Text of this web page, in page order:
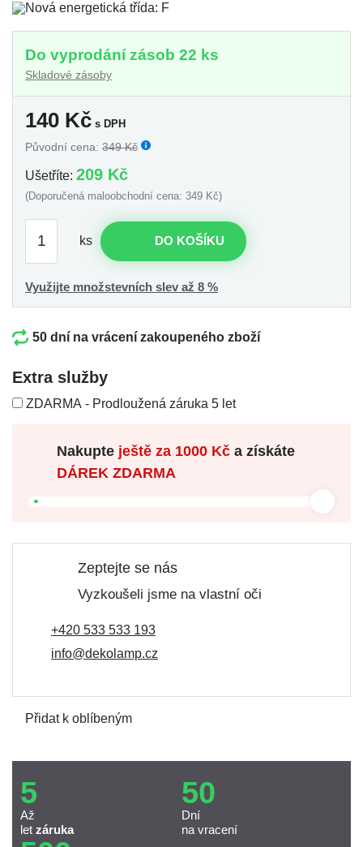
Do vyprodání zásob 22 ks
Skladové zásoby
140 Kč s DPH
Původní cena: 349 Kč
Ušetříte: 209 Kč
(Doporučená maloobchodní cena: 349 Kč)
ks DO KOŠÍKU
Využijte množstevních slev až 8 %
50 dní na vrácení zakoupeného zboží
Extra služby
ZDARMA - Prodloužená záruka 5 let
Nakupte ještě za1000 Kča získáte
DÁREK ZDARMA
Zeptejte se nás
Vyzkoušeli jsme na vlastní oči
+420 533 533 193
info@dekolamp.cz
Přidat k oblíbeným
5
Až
let záruka
50
Dní
na vracení